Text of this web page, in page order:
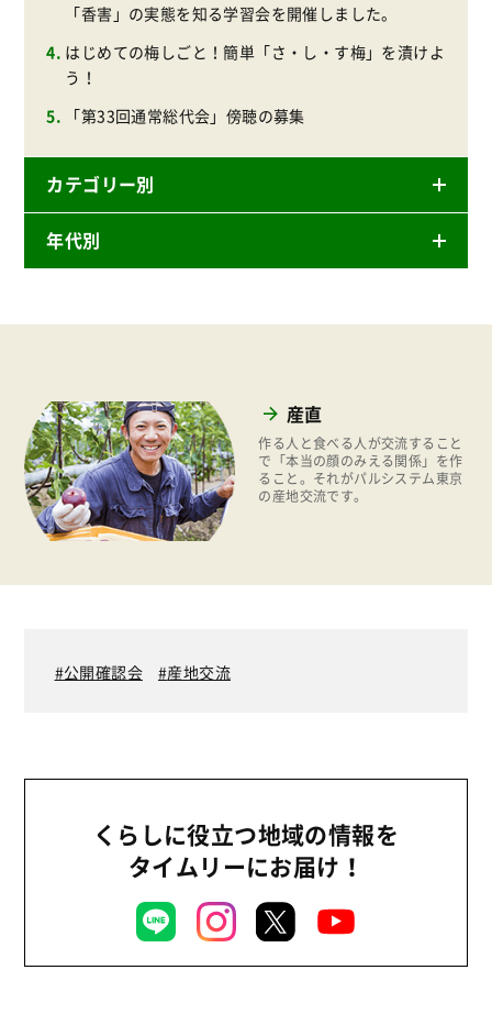
「香害」の実態を知る学習会を開催しました。
はじめての梅しごと！簡単「さ・し・す梅」を漬けよ
う！
「第33回通常総代会」傍聴の募集
カテゴリー別
ニュースリリース
商品
環境
地域コミュニティ
組合員活動
平和と国際連帯
ぱる★キッズ
機関運営
年代別
2023年
2022年
2021年
2020年
2012年
産直
作る人と食べる人が交流すること
で「本当の顔のみえる関係」を作
ること。それがパルシステム東京
の産地交流です。
公開確認会 産地交流
くらしに役立つ地域の情報を
タイムリーにお届け！